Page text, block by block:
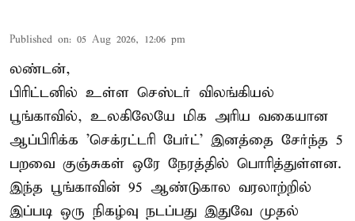
Published on: 05 Aug 2026, 12:06 pm
லண்டன்,
பிரிட்டனில் உள்ள செஸ்டர் விலங்கியல்
பூங்காவில், உலகிலேயே மிக அரிய வகையான
ஆப்பிரிக்க 'செக்ரட்டரி பேர்ட்' இனத்தை சேர்ந்த 5
பறவை குஞ்சுகள் ஒரே நேரத்தில் பொரித்துள்ளன.
இந்த பூங்காவின் 95 ஆண்டுகால வரலாற்றில்
இப்படி ஒரு நிகழ்வு நடப்பது இதுவே முதல்